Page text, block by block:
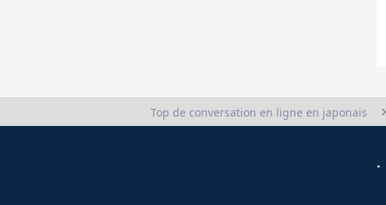
Top de conversation en ligne en japonais